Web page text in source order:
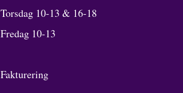
Torsdag 10-13 & 16-18
Fredag 10-13
Fakturering